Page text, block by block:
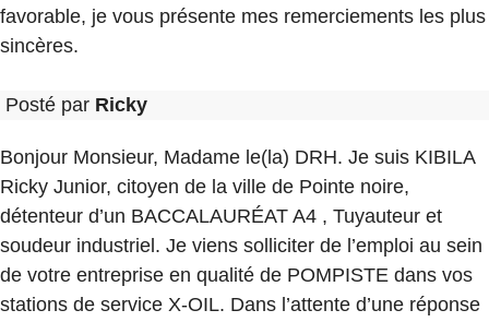
favorable, je vous présente mes remerciements les plus
sincères.
Posté par Ricky
Bonjour Monsieur, Madame le(la) DRH. Je suis KIBILA
Ricky Junior, citoyen de la ville de Pointe noire,
détenteur d’un BACCALAURÉAT A4 , Tuyauteur et
soudeur industriel. Je viens solliciter de l’emploi au sein
de votre entreprise en qualité de POMPISTE dans vos
stations de service X-OIL. Dans l’attente d’une réponse